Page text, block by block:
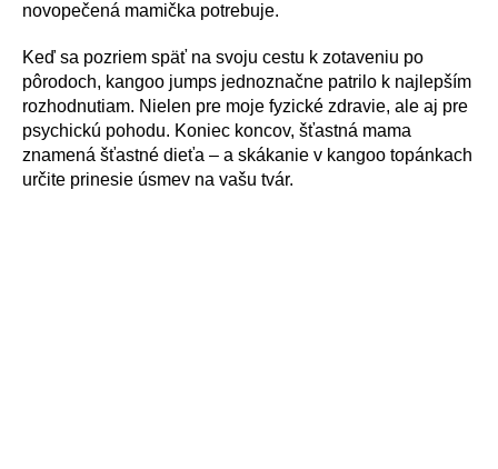
novopečená mamička potrebuje.
Keď sa pozriem späť na svoju cestu k zotaveniu po
pôrodoch, kangoo jumps jednoznačne patrilo k najlepším
rozhodnutiam. Nielen pre moje fyzické zdravie, ale aj pre
psychickú pohodu. Koniec koncov, šťastná mama
znamená šťastné dieťa – a skákanie v kangoo topánkach
určite prinesie úsmev na vašu tvár.